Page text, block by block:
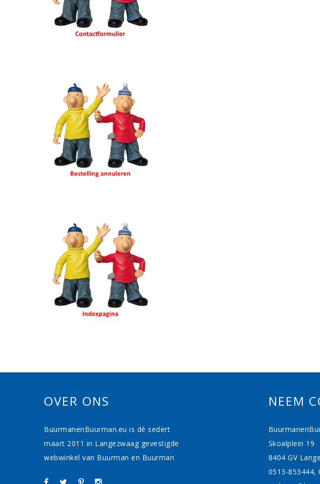
OVER ONS
BuurmanenBuurman.eu is dé sedert
maart 2011 in Langezwaag gevestigde
webwinkel van Buurman en Buurman
NEEM
Skoalplein 19
8404 GV
0513-853444,